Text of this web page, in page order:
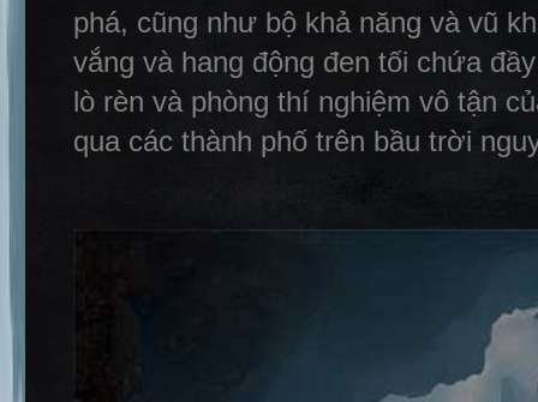
phá, cũng như bộ khả năng và vũ
vắng và hang động đen tối chứa
lò rèn và phòng thí nghiệm vô tận
qua các thành phố trên bầu trời